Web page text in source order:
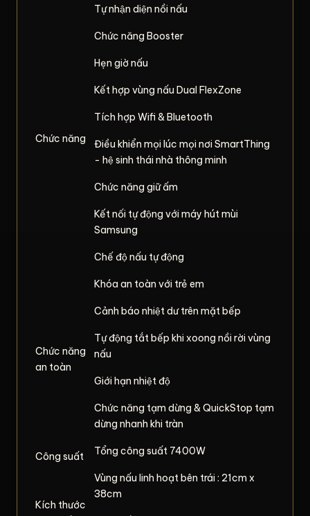
Chức năng
Tự nhận diện nồi nấu
Chức năng Booster
Hẹn giờ nấu
Kết hợp vùng nấu Dual FlexZone
Tích hợp Wifi & Bluetooth
Điều khiển mọi lúc mọi nơi SmartThing
- hệ sinh thái nhà thông minh
Chức năng giữ ấm
Kết nối tự động với máy hút mùi
Samsung
Chế độ nấu tự động
Chức năng
an toàn
Khóa an toàn với trẻ em
Cảnh báo nhiệt dư trên mặt bếp
Tự động tắt bếp khi xoong nồi rời vùng
nấu
Giới hạn nhiệt độ
Chức năng tạm dừng & QuickStop tạm
dừng nhanh khi tràn
Công suất Tổng công suất 7400W
Kích thước
Vùng nấu linh hoạt bên trái : 21cm x
38cm